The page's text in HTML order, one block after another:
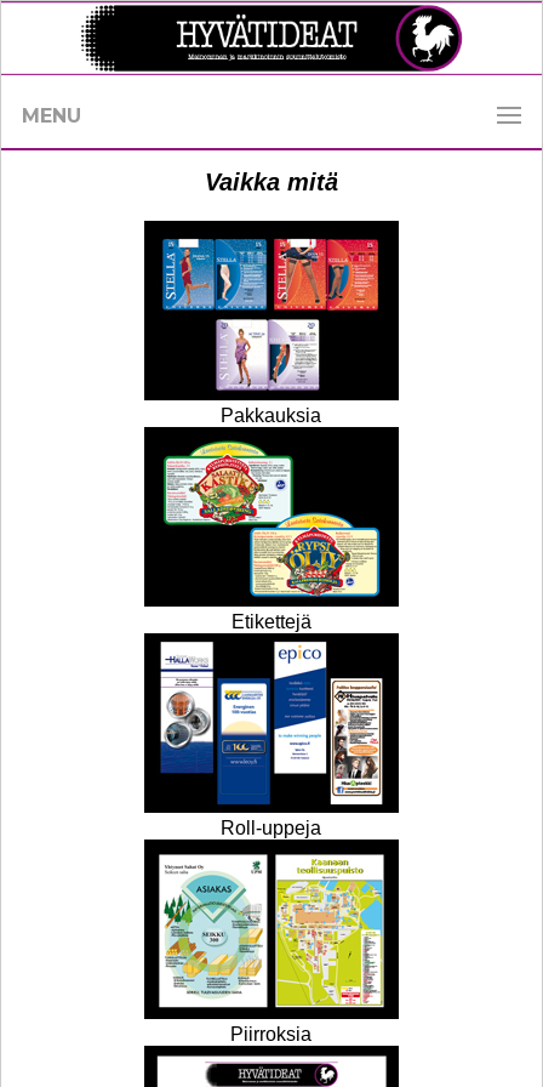
MENU
Vaikka mitä
Pakkauksia
Etikettejä
Roll-uppeja
Piirroksia